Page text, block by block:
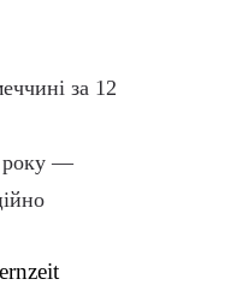
за 12
року —